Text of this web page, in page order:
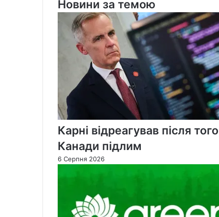
Новини за темою
Карні відреагував після
Канади підлим
6 Серпня 2026